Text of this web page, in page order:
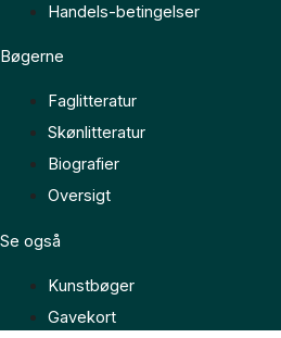
Handels-betingelser
Bøgerne
Faglitteratur
Skønlitteratur
Biografier
Oversigt
Se også
Kunstbøger
Gavekort